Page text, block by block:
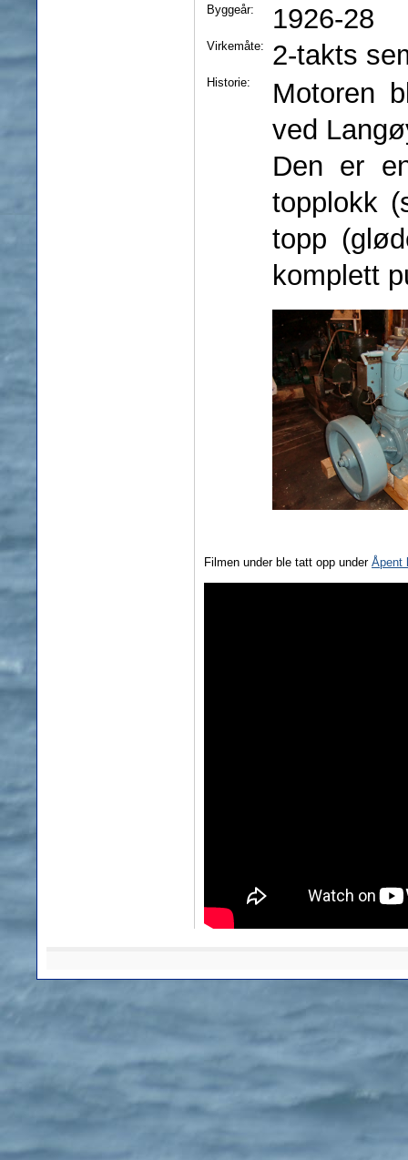
Byggeår: 1926-28
Virkemåte: 2-takts
Historie:
Motoren
ved
Den er
topplokk
topp
komplett
Filmen under ble tatt opp under Åpent